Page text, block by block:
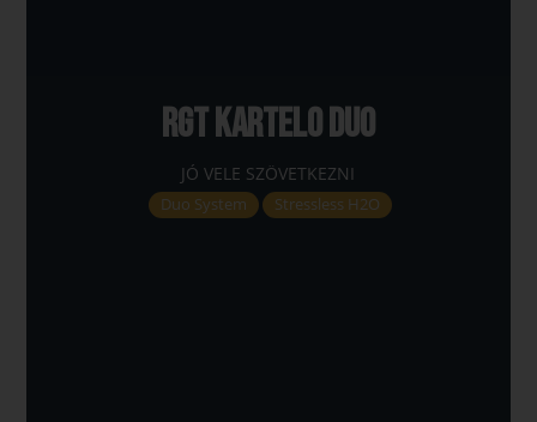
RGT KARTELO DUO
JÓ VELE SZÖVETKEZNI
Duo System Stressless H2O